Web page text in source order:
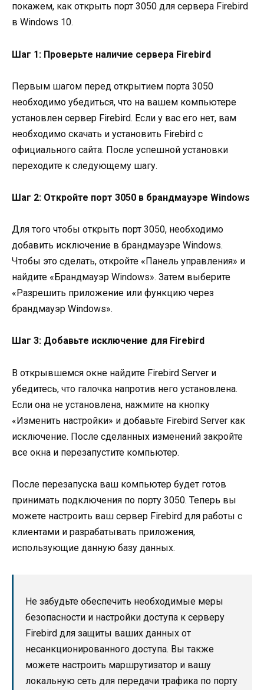
покажем, как открыть порт 3050 для сервера Firebird
в Windows 10.
Шаг 1: Проверьте наличие сервера Firebird
Первым шагом перед открытием порта 3050
необходимо убедиться, что на вашем компьютере
установлен сервер Firebird. Если у вас его нет, вам
необходимо скачать и установить Firebird с
официального сайта. После успешной установки
переходите к следующему шагу.
Шаг 2: Откройте порт 3050 в брандмауэре Windows
Для того чтобы открыть порт 3050, необходимо
добавить исключение в брандмауэре Windows.
Чтобы это сделать, откройте «Панель управления» и
найдите «Брандмауэр Windows». Затем выберите
«Разрешить приложение или функцию через
брандмауэр Windows».
Шаг 3: Добавьте исключение для Firebird
В открывшемся окне найдите Firebird Server и
убедитесь, что галочка напротив него установлена.
Если она не установлена, нажмите на кнопку
«Изменить настройки» и добавьте Firebird Server как
исключение. После сделанных изменений закройте
все окна и перезапустите компьютер.
После перезапуска ваш компьютер будет готов
принимать подключения по порту 3050. Теперь вы
можете настроить ваш сервер Firebird для работы с
клиентами и разрабатывать приложения,
использующие данную базу данных.
Не забудьте обеспечить необходимые меры
безопасности и настройки доступа к серверу
Firebird для защиты ваших данных от
несанкционированного доступа. Вы также
можете настроить маршрутизатор и вашу
локальную сеть для передачи трафика по порту